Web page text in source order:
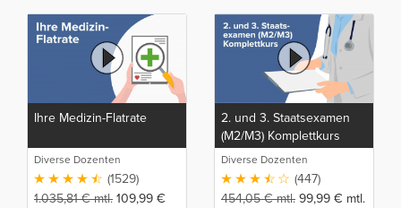
Ihre Medizin-Flatrate
Diverse Dozenten
(1529)
1.035,81€mtl. 109,99 €
2. und 3. Staatsexamen
(M2/M3) Komplettkurs
Diverse Dozenten
(447)
454,05€mtl. 99,99 € mtl.